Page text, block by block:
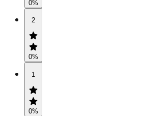
0%
2
0%
1
0%